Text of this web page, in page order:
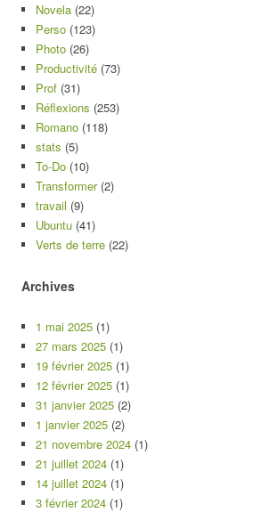
Novela (22)
Perso (123)
Photo (26)
Productivité (73)
Prof (31)
Réflexions (253)
Romano (118)
stats (5)
To-Do (10)
Transformer(2)
travail (9)
Ubuntu (41)
Verts de terre (22)
Archives
1 mai 2025 (1)
27 mars 2025 (1)
19 février 2025 (1)
12 février 2025 (1)
31 janvier 2025 (2)
1 janvier 2025 (2)
21 novembre 2024 (1)
21 juillet 2024 (1)
14 juillet 2024 (1)
3 février 2024 (1)